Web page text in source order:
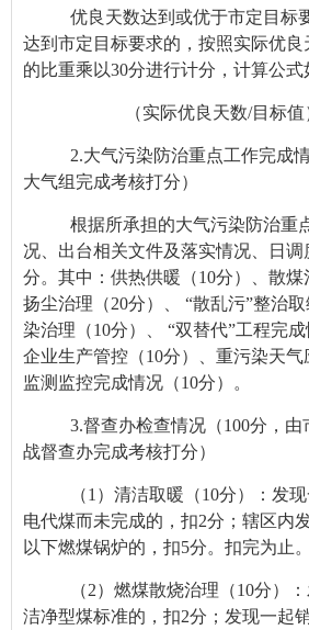
优良天数达到或优于市定目标
达到市定目标要求的，按照实际优
的比重乘以30分进行计分，计算公式
（实际优良天数/目标
2.大气污染防治重点工作完成
大气组完成考核打分）
根据所承担的大气污染防治重
况、出台相关文件及落实情况、日
分。其中：供热供暖（10分）、散
扬尘治理（20分）、 “散乱污”整治
染治理（10分）、 “双替代”工程完
企业生产管控（10分）、重污染天气
监测监控完成情况（10分）。
3.督查办检查情况（100分，
战督查办完成考核打分）
（1） 清洁取暖（10分）：发现
电代煤而未完成的，扣2分；辖区内
以下燃煤锅炉的，扣5分。扣完为止。
（2） 燃煤散烧治理（10分）
洁净型煤标准的，扣2分；发现一起